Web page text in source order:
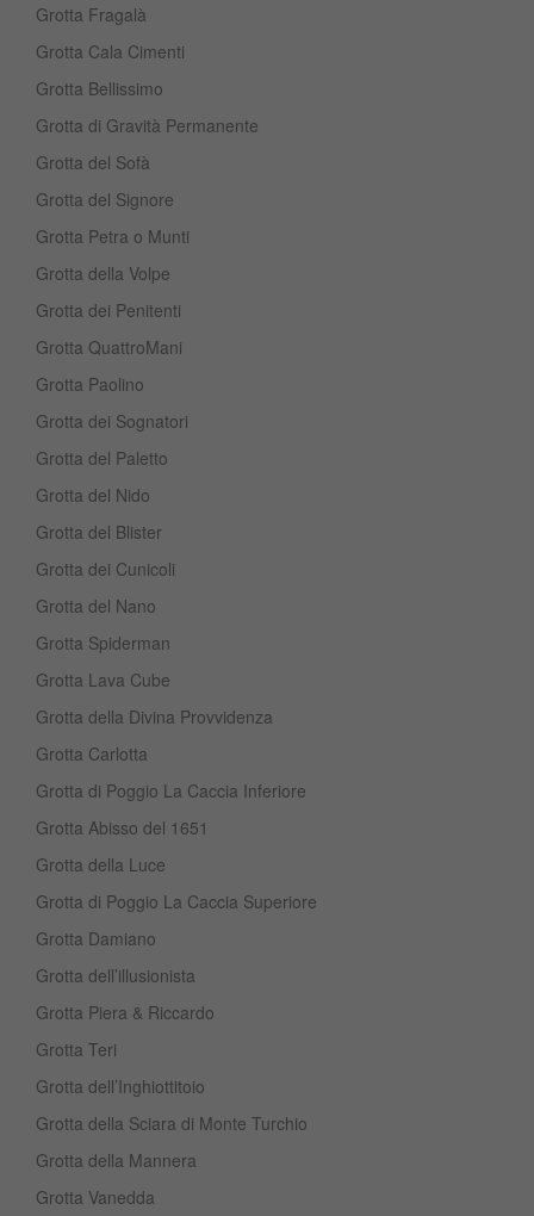
Grotta Fragalà
Grotta Cala Cimenti
Grotta Bellissimo
Grotta di Gravità Permanente
Grotta del Sofà
Grotta del Signore
Grotta Petra o Munti
Grotta della Volpe
Grotta dei Penitenti
Grotta QuattroMani
Grotta Paolino
Grotta dei Sognatori
Grotta del Paletto
Grotta del Nido
Grotta del Blister
Grotta dei Cunicoli
Grotta del Nano
Grotta Spiderman
Grotta Lava Cube
Grotta della Divina Provvidenza
Grotta Carlotta
Grotta di Poggio La Caccia Inferiore
Grotta Abisso del 1651
Grotta della Luce
Grotta di Poggio La Caccia Superiore
Grotta Damiano
Grotta dell’illusionista
Grotta Piera & Riccardo
Grotta Teri
Grotta dell’Inghiottitoio
Grotta della Sciara di Monte Turchio
Grotta della Mannera
Grotta Vanedda